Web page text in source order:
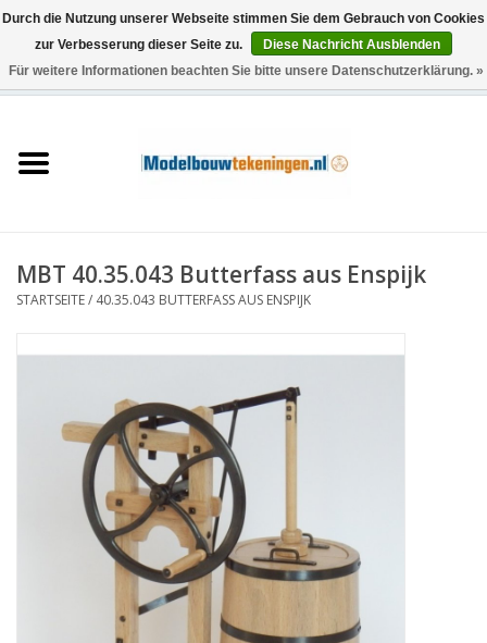
0 Artikel - €0,00
Schiffe
Holzbau
Landschaft
Dokumentation
Zeitschriften
MBT 40.35.043 Butterfass aus Enspijk
STARTSEITE/ 40.35.043 BUTTERFASS AUS ENSPIJK
Durch die Nutzung unserer Webseite stimmen Sie dem Gebrauch von Cookies
zur Verbesserung dieser Seite zu.
Diese Nachricht Ausblenden
Für weitere Informationen beachten Sie bitte unsere Datenschutzerklärung. »